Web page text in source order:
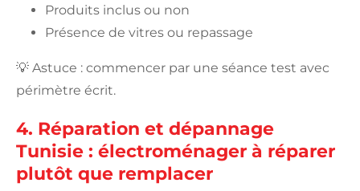
Produits inclus ou non
Présence de vitres ou repassage
💡 Astuce : commencer par une séance test avec
périmètre écrit.
4. Réparation et dépannage
Tunisie : électroménager à réparer
plutôt que remplacer